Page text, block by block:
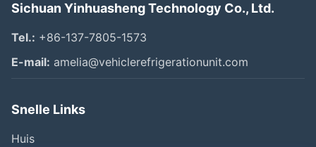
Sichuan Yinhuasheng Technology Co., Ltd.
Tel.: +86-137-7805-1573
E-mail: amelia@vehiclerefrigerationunit.com
Snelle Links
Huis